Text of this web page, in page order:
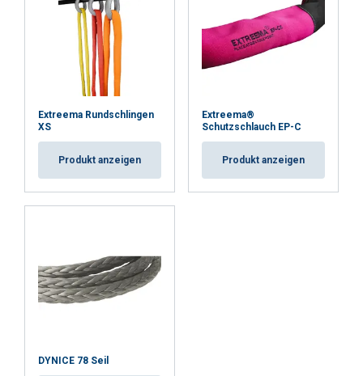
Extreema Rundschlingen
XS
Produkt anzeigen
Extreema®
Schutzschlauch EP-C
Produkt anzeigen
DYNICE 78 Seil